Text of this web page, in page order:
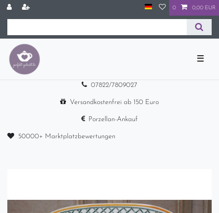
0 0,00 EUR
☰
07822/7809027
Versandkostenfrei ab 150 Euro
Porzellan-Ankauf
50000+ Marktplatzbewertungen